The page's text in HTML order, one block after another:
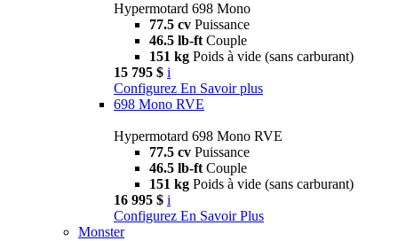
Hypermotard 698 Mono
77.5 cv Puissance
46.5 lb-ft Couple
151 kg Poids à vide (sans carburant)
15 795 $ i
Configurez En Savoir plus
698 Mono RVE
Hypermotard 698 Mono RVE
77.5 cv Puissance
46.5 lb-ft Couple
151 kg Poids à vide (sans carburant)
16 995 $ i
Configurez En Savoir Plus
Monster